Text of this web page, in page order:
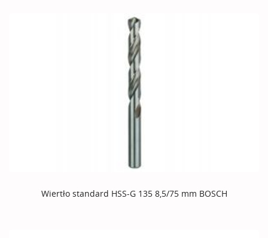
Wiertło standard HSS-G 135 8,5/75 mm BOSCH